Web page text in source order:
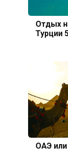
Отдых
Турции
ОАЭ